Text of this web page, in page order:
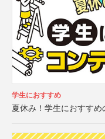
学生におすすめ
夏休み！学生におすすめ